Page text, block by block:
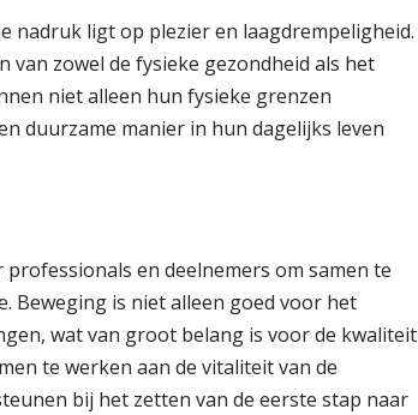
nadruk ligt op plezier en laagdrempeligheid.
van zowel de fysieke gezondheid als het
niet alleen hun fysieke grenzen
duurzame manier in hun dagelijks leven
en deelnemers om samen te
Beweging is niet alleen goed voor het
wat van groot belang is voor de kwaliteit
te werken aan de vitaliteit van de
bij het zetten van de eerste stap naar